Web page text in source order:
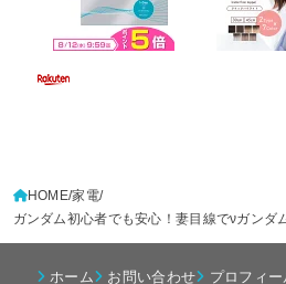
HOME 家電
ガンダム初心者でも安心！妻目線でνガンダ
ホーム お問い合わせ プロフィー